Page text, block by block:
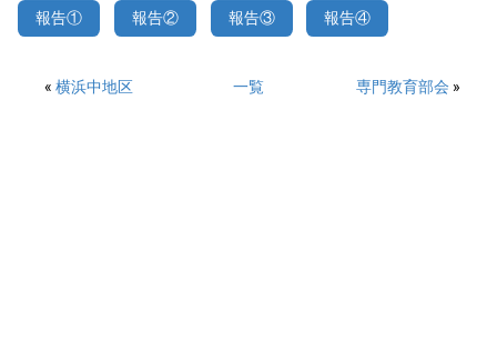
報告① 報告② 報告③ 報告④
« 横浜中地区 一覧 専門教育部会 »